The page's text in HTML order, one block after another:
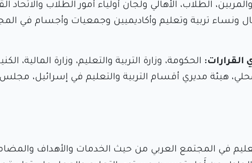
الطلاب، الأهالي ولجان أولياء أمور الطلاب والاتحاد
ونساء تربية وتعليم وأكاديميين وجمعيات وأجسام في
الحكومة، وزارة التربية والتعليم، وزارة المالية،
هيئة مديري أقسام التربية والتعليم في إسرائيل، مجلس
في المجتمع العربي من حيث الخدمات والأهداف